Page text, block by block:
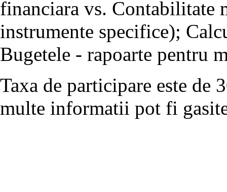
financiara vs. Contabilitate
instrumente specifice);
Bugetele - rapoarte pentru
Taxa de participare este de
multe informatii pot fi